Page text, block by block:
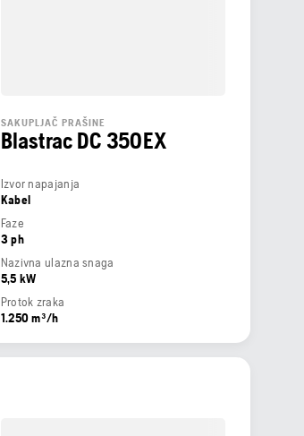
SAKUPLJAČ PRAŠINE
Blastrac DC 350EX
Izvor napajanja
Kabel
Faze
3 ph
Nazivna ulazna snaga
5,5 kW
Protok zraka
1.250 m³/h